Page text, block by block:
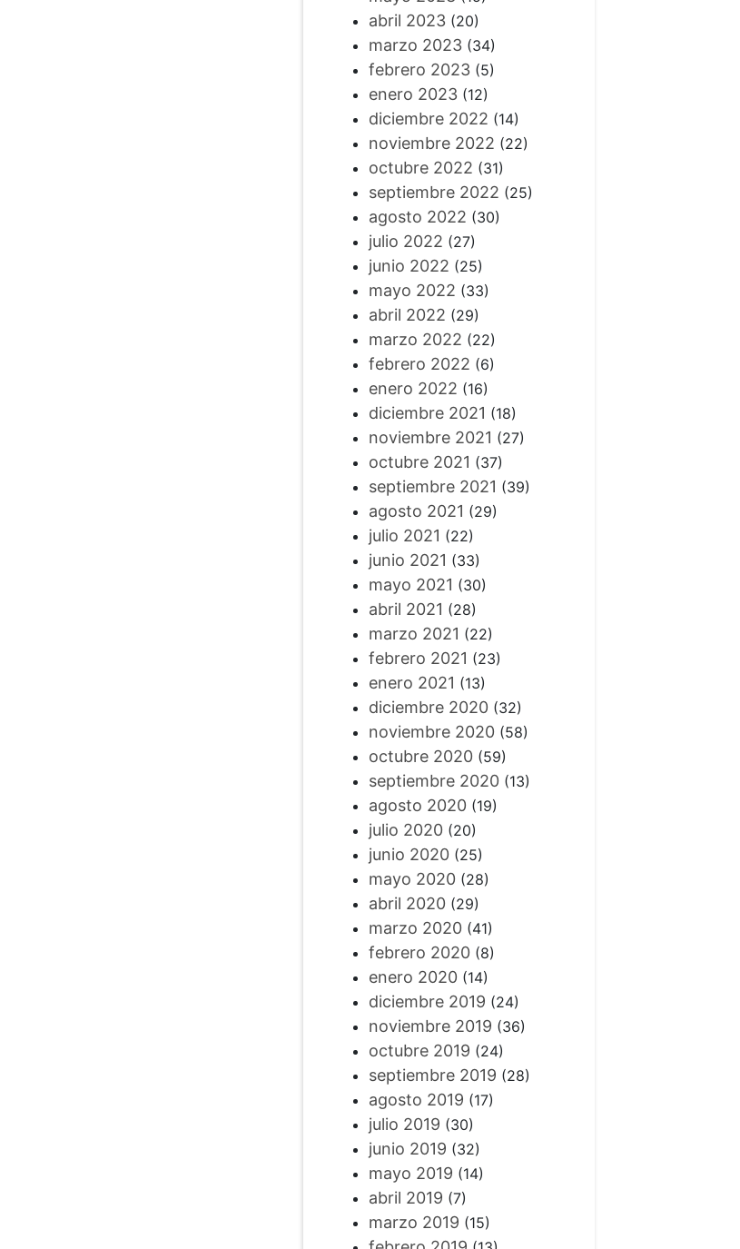
abril 2023(20)
marzo 2023(34)
febrero 2023(5)
enero 2023(12)
diciembre 2022 (14)
noviembre 2022 (22)
octubre 2022 (31)
septiembre 2022 (25)
agosto 2022 (30)
julio 2022 (27)
junio 2022 (25)
mayo 2022 (33)
abril 2022 (29)
marzo 2022 (22)
febrero 2022 (6)
enero 2022 (16)
diciembre 2021 (18)
noviembre 2021 (27)
octubre 2021 (37)
septiembre 2021 (39)
agosto 2021 (29)
julio 2021 (22)
junio 2021 (33)
mayo 2021 (30)
abril 2021 (28)
marzo 2021 (22)
febrero 2021 (23)
enero 2021 (13)
diciembre 2020(32)
noviembre 2020(58)
octubre 2020(59)
septiembre 2020(13)
agosto 2020(19)
julio 2020(20)
junio 2020(25)
mayo 2020(28)
abril 2020(29)
marzo 2020(41)
febrero 2020(8)
enero 2020(14)
diciembre 2019 (24)
noviembre 2019 (36)
octubre 2019 (24)
septiembre 2019 (28)
agosto 2019 (17)
julio 2019 (30)
junio 2019 (32)
mayo 2019 (14)
abril 2019 (7)
marzo 2019 (15)